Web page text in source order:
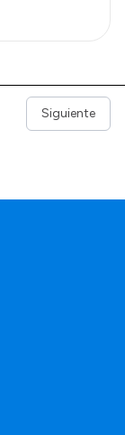
Siguiente